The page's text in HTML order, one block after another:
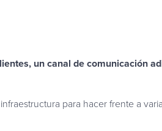
un canal de comunicación
para hacer frente a